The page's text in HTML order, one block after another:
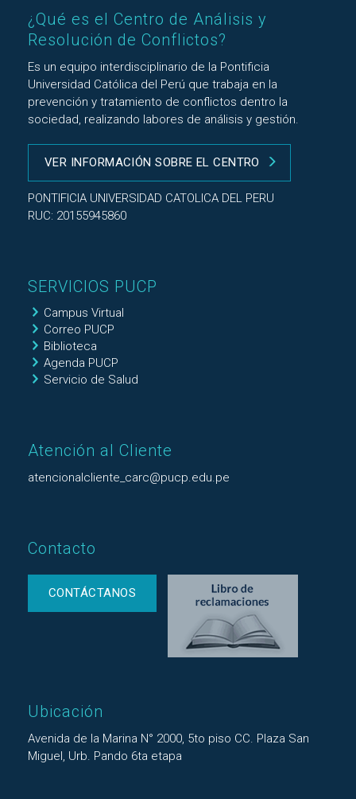
¿Qué es el Centro de Análisis y
Resolución de Conflictos?
Es un equipo interdisciplinario de la Pontificia
Universidad Católica del Perú que trabaja en la
prevención y tratamiento de conflictos dentro la
sociedad, realizando labores de análisis y gestión.
VER INFORMACIÓN SOBRE EL CENTRO
PONTIFICIA UNIVERSIDAD CATOLICA DEL PERU
RUC: 20155945860
SERVICIOS PUCP
Campus Virtual
Correo PUCP
Biblioteca
Agenda PUCP
Servicio de Salud
Atención al Cliente
atencionalcliente_carc@pucp.edu.pe
Contacto
CONTÁCTANOS
Ubicación
Avenida de la Marina N° 2000, 5to piso CC. Plaza San
Miguel, Urb. Pando 6ta etapa